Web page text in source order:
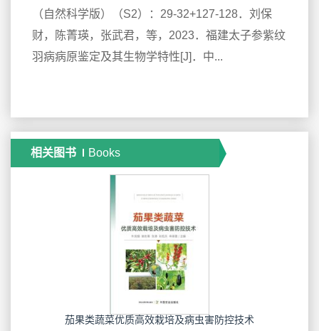
（自然科学版）（S2）：29-32+127-128．刘保
财，陈菁瑛，张武君，等，2023．福建太子参紫纹
羽病病原鉴定及其生物学特性[J]．中...
相关图书 Books
茄果类蔬菜优质高效栽培及病虫害防控技术